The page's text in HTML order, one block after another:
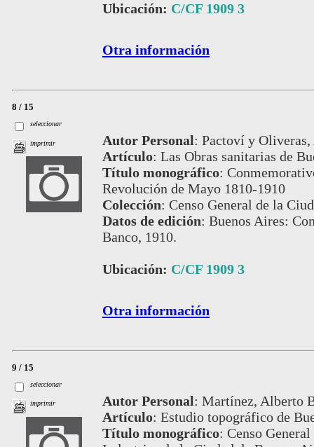
Ubicación: C/CF 1909 3
Otra información
8 / 15
seleccionar
imprimir Autor Personal: Pactoví y
Artículo: Las Obras sanitarias de
Título monográfico:
Revolución de Mayo 1810-1910
Colección: Censo General de la
Datos de edición: Buenos Aires:
Banco, 1910.
Ubicación: C/CF 1909 3
Otra información
9 / 15
seleccionar
imprimir Autor Personal: Martínez, Alberto
Artículo: Estudio topográfico de
Título monográfico: Censo